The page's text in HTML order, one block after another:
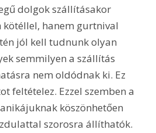
dolgok szállításakor
kötéllel, hanem gurtnival
jól kell tudnunk olyan
semmilyen a szállítás
nem oldódnak ki. Ez
feltételez. Ezzel szemben a
köszönhetően
szorosra állíthatók.